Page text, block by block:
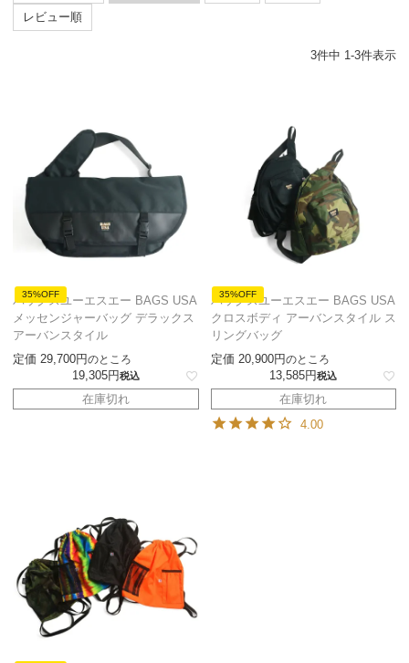
レビュー順
3件中 1-3件表示
35%OFF
バッグスユーエスエー BAGS USA
メッセンジャーバッグ デラックス
アーバンスタイル
定価 29,700 のところ
19,305 税込
在庫切れ
35%OFF
バッグスユーエスエー BAGS USA
クロスボディ アーバンスタイル ス
リングバッグ
定価 20,900 のところ
13,585 税込
在庫切れ
4.00